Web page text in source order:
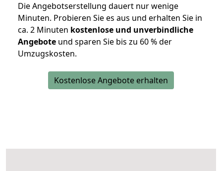
Die Angebotserstellung dauert nur wenige
Minuten. Probieren Sie es aus und erhalten Sie in
ca. 2 Minuten kostenlose und unverbindliche
Angebote und sparen Sie bis zu 60 % der
Umzugskosten.
Kostenlose Angebote erhalten